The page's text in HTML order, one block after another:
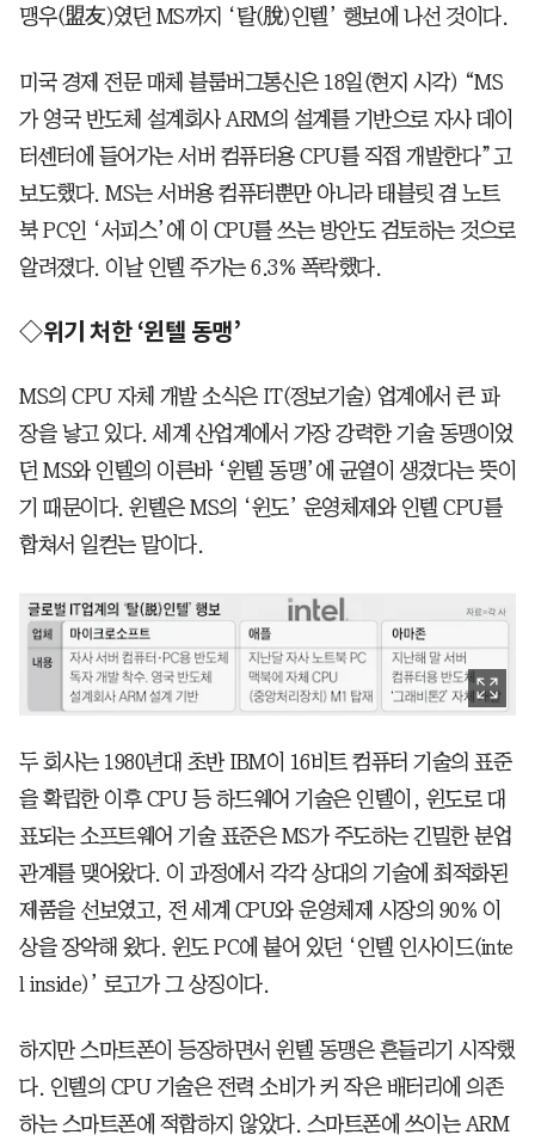
맹우(盟友)였던 MS까지 ‘탈(脫)인텔’ 행보에 나선 것이다.
미국 경제 전문 매체 블룸버그통신은 18일(현지 시각) “MS
가 영국 반도체 설계회사 ARM의 설계를 기반으로 자사 데이
터센터에 들어가는 서버 컴퓨터용 CPU를 직접 개발한다”고
보도했다. MS는 서버용 컴퓨터뿐만 아니라 태블릿 겸 노트
북 PC인 ‘서피스’에 이 CPU를 쓰는 방안도 검토하는 것으로
알려졌다. 이날 인텔 주가는 6.3% 폭락했다.
◇위기 처한 ‘윈텔 동맹’
MS의 CPU 자체 개발 소식은 IT(정보기술) 업계에서 큰 파
장을 낳고 있다. 세계 산업계에서 가장 강력한 기술 동맹이었
던 MS와 인텔의 이른바 ‘윈텔 동맹’에 균열이 생겼다는 뜻이
기 때문이다. 윈텔은 MS의 ‘윈도’ 운영체제와 인텔 CPU를
합쳐서 일컫는 말이다.
두 회사는 1980년대 초반 IBM이 16비트 컴퓨터 기술의 표준
을 확립한 이후 CPU 등 하드웨어 기술은 인텔이, 윈도로 대
표되는 소프트웨어 기술 표준은 MS가 주도하는 긴밀한 분업
관계를 맺어왔다. 이 과정에서 각각 상대의 기술에 최적화된
제품을 선보였고, 전 세계 CPU와 운영체제 시장의 90% 이
상을 장악해 왔다. 윈도 PC에 붙어 있던 ‘인텔 인사이드(inte
l inside)’ 로고가 그 상징이다.
하지만 스마트폰이 등장하면서 윈텔 동맹은 흔들리기 시작했
다. 인텔의 CPU 기술은 전력 소비가 커 작은 배터리에 의존
하는 스마트폰에 적합하지 않았다. 스마트폰에 쓰이는 ARM